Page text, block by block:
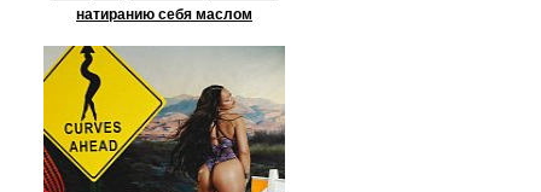
натиранию себя маслом